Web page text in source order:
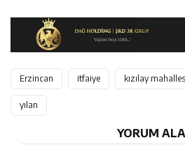
Erzincan itfaiye kızılay
yılan
YORUM